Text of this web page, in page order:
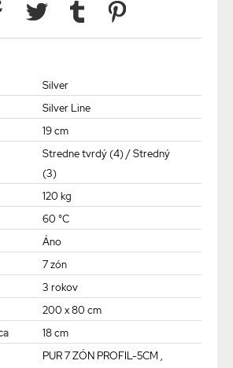
Silver
Silver Line
19 cm
Stredne tvrdý (4) / Stredný
(3)
120 kg
60 °C
Áno
7 zón
3 rokov
200 x 80 cm
18 cm
PUR 7 ZÓN PROFIL-5CM ,